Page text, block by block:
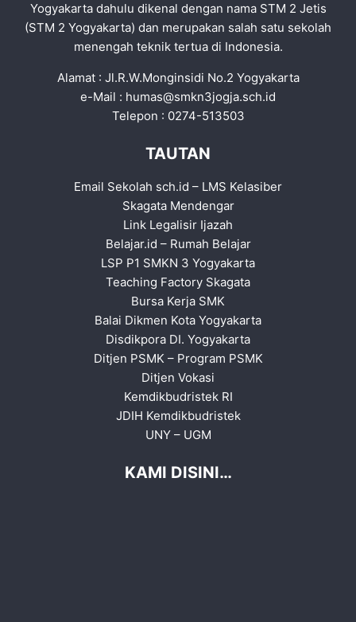
Yogyakarta dahulu dikenal dengan nama STM 2 Jetis
(STM 2 Yogyakarta) dan merupakan salah satu sekolah
menengah teknik tertua di Indonesia.
Alamat : Jl.R.W.Monginsidi No.2 Yogyakarta
e-Mail : humas@smkn3jogja.sch.id
Telepon : 0274-513503
TAUTAN
Email Sekolah sch.id – LMS Kelasiber
Skagata Mendengar
Link Legalisir Ijazah
Belajar.id – Rumah Belajar
LSP P1 SMKN 3 Yogyakarta
Teaching Factory Skagata
Bursa Kerja SMK
Balai Dikmen Kota Yogyakarta
Disdikpora DI. Yogyakarta
Ditjen PSMK – Program PSMK
Ditjen Vokasi
Kemdikbudristek RI
JDIH Kemdikbudristek
UNY– UGM
KAMI DISINI…